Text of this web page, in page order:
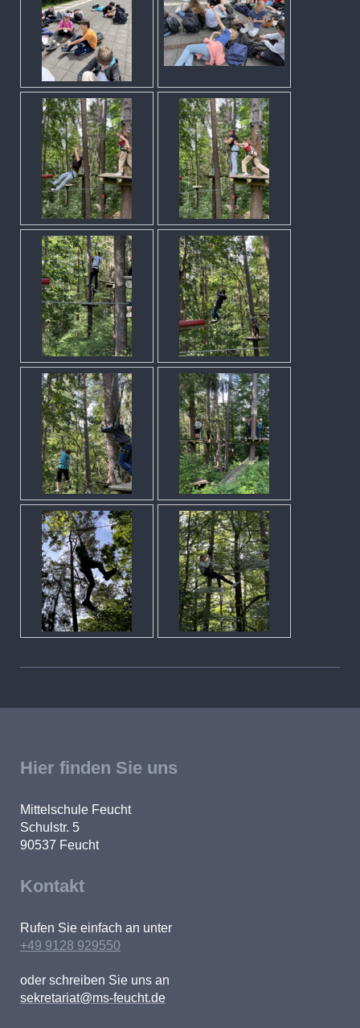
Hier finden Sie uns
Mittelschule Feucht
Schulstr. 5
90537 Feucht
Kontakt
Rufen Sie einfach an unter
+49 9128 929550
oder schreiben Sie uns an
sekretariat@ms-feucht.de